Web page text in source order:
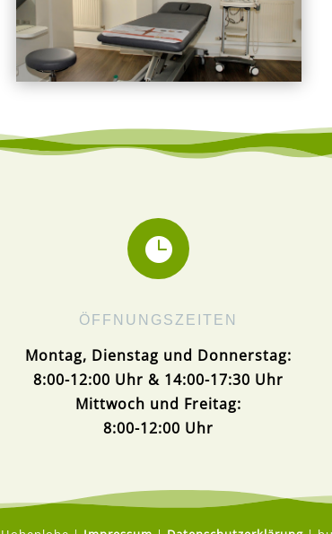

ÖFFNUNGSZEITEN
Montag, Dienstag und Donnerstag:
8:00-12:00 Uhr & 14:00-17:30 Uhr
Mittwoch und Freitag:
8:00-12:00 Uhr